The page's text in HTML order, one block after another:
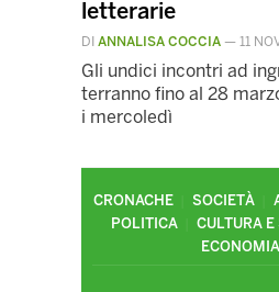
letterarie
DI ANNALISA COCCIA — 11
Gli undici incontri ad
terranno fino al 28
i mercoledì
CRONACHE SOCIETÀ
POLITICA
CULTURA E
ECONOMIA